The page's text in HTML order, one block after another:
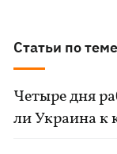
Статьи по теме
Четыре дня
ли Украина к